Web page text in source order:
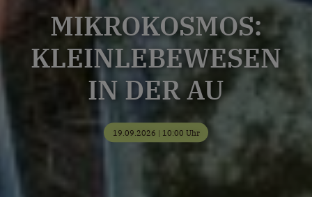
MIKROKOSMOS:
KLEINLEBEWESEN
IN DER AU
19.09.2026 | 10:00 Uhr